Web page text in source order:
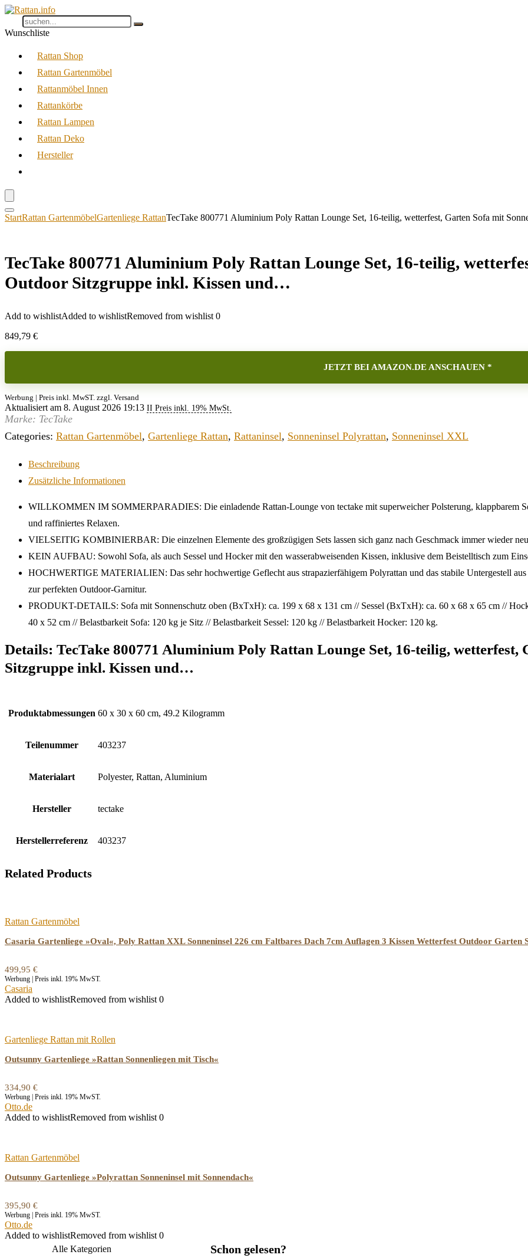
Wunschliste
Rattan Shop
Rattan Gartenmöbel
Rattanmöbel Innen
Rattankörbe
Rattan Lampen
Rattan Deko
Hersteller
StartRattan GartenmöbelGartenliege RattanTecTake 800771 Aluminium Poly Rattan Lounge Set, 16-teilig, wetterfest, Garten Sofa mit
TecTake 800771 Aluminium Poly Rattan Lounge Set, 16-teilig,
Outdoor Sitzgruppe inkl. Kissen und…
Add to wishlistAdded to wishlistRemoved from wishlist 0
849,79 €
JETZT BEI AMAZON.DE ANSCHAUEN *
Werbung | Preis inkl. MwST. zzgl. Versand
Aktualisiert am 8. August 2026 19:13 II Preis inkl. 19% MwSt.
Marke: TecTake
Categories: Rattan Gartenmöbel, Gartenliege Rattan, Rattaninsel, Sonneninsel Polyrattan, Sonneninsel XXL
Beschreibung
Zusätzliche Informationen
WILLKOMMEN IM SOMMERPARADIES: Die einladende Rattan-Lounge von tectake mit superweicher Polsterung, klappbarem
und raffiniertes Relaxen.
VIELSEITIG KOMBINIERBAR: Die einzelnen Elemente des großzügigen Sets lassen sich ganz nach Geschmack immer wieder
KEIN AUFBAU: Sowohl Sofa, als auch Sessel und Hocker mit den wasserabweisenden Kissen, inklusive dem Beistelltisch zum
HOCHWERTIGE MATERIALIEN: Das sehr hochwertige Geflecht aus strapazierfähigem Polyrattan und das stabile Untergestell
zur perfekten Outdoor-Garnitur.
PRODUKT-DETAILS: Sofa mit Sonnenschutz oben (BxTxH): ca. 199 x 68 x 131 cm // Sessel (BxTxH): ca. 60 x 68 x 65 cm //
40 x 52 cm // Belastbarkeit Sofa: 120 kg je Sitz // Belastbarkeit Sessel: 120 kg // Belastbarkeit Hocker: 120 kg.
Details: TecTake 800771 Aluminium Poly Rattan Lounge Set, 16-teilig,
Sitzgruppe inkl. Kissen und…
Produktabmessungen ‎60 x 30 x 60 cm, 49.2 Kilogramm
Teilenummer ‎403237
Materialart ‎Polyester, Rattan, Aluminium
Hersteller ‎tectake
Herstellerreferenz ‎403237
Related Products
Rattan Gartenmöbel
Casaria Gartenliege »Oval«, Poly Rattan XXL Sonneninsel 226 cm Faltbares Dach 7cm Auflagen 3 Kissen Wetterfest Outdoor Garten
499,95 €
Werbung | Preis inkl. 19% MwST.
Casaria
Added to wishlistRemoved from wishlist 0
Gartenliege Rattan mit Rollen
Outsunny Gartenliege »Rattan Sonnenliegen mit Tisch«
334,90 €
Werbung | Preis inkl. 19% MwST.
Otto.de
Added to wishlistRemoved from wishlist 0
Rattan Gartenmöbel
Outsunny Gartenliege »Polyrattan Sonneninsel mit Sonnendach«
395,90 €
Werbung | Preis inkl. 19% MwST.
Otto.de
Added to wishlistRemoved from wishlist 0
Alle Kategorien
Schon gelesen?